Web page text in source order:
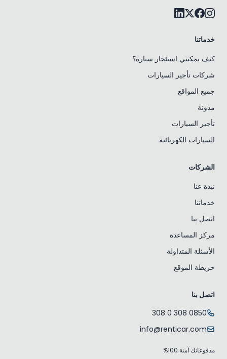
خدماتنا
كيف يمكنني استئجار سيارة؟
شركات تأجير السيارات
جميع المواقع
مدونة
تأجير السيارات
السيارات الكهربائية
الشركات
نبذة عنا
خدماتنا
اتصل بنا
مركز المساعدة
الأسئلة المتداولة
خريطة الموقع
اتصل بنا
0850 308 0 308
info@renticar.com
مدفوعاتك آمنة 100%